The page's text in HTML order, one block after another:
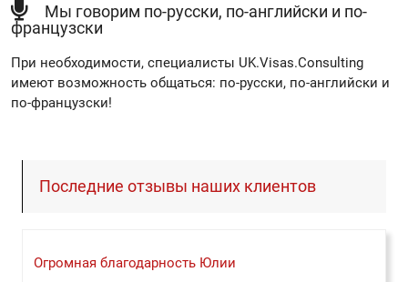
Мы говорим по-русски, по-английски и по-
французски
При необходимости, специалисты UK.Visas.Consulting
имеют возможность общаться: по-русски, по-английски и
по-французски!
Последние отзывы наших клиентов
Огромная благодарность Юлии